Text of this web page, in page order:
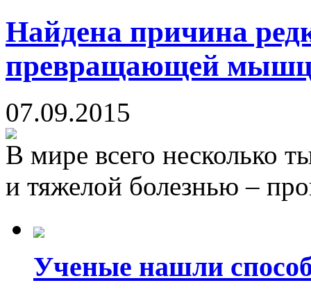
Найдена причина
превращающей
07.09.2015
В мире всего несколько
и тяжелой болезнью –
Ученые нашли